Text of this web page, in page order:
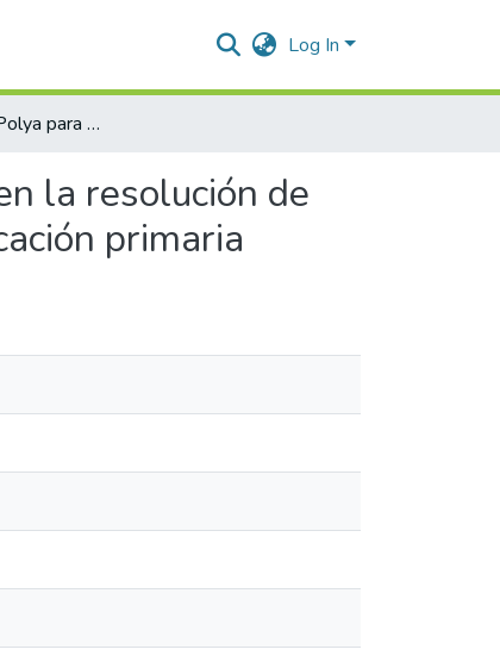
Log In
El método de Polya para mejorar mi práctica pedagógica en la resolución de problemas de multiplicación con los niños y niñas de educación primaria
la resolución de
primaria